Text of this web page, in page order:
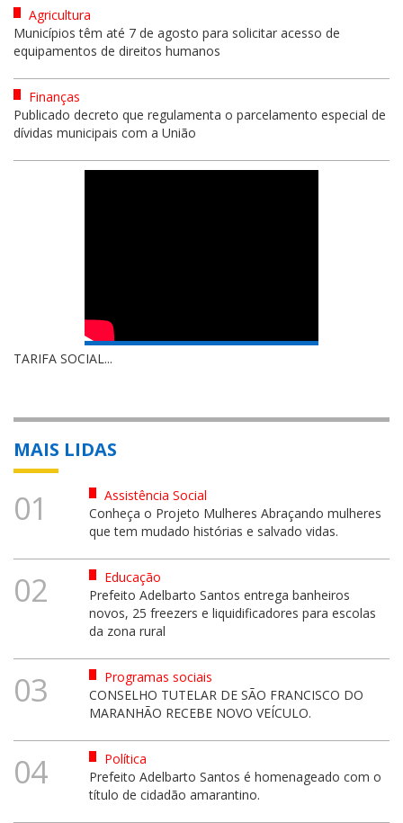
Agricultura
Municípios têm até 7 de agosto para solicitar acesso de
equipamentos de direitos humanos
Finanças
Publicado decreto que regulamenta o parcelamento especial de
dívidas municipais com a União
TARIFA SOCIAL...
MAIS LIDAS
01
Assistência Social
Conheça o Projeto Mulheres Abraçando mulheres
que tem mudado histórias e salvado vidas.
02
Educação
Prefeito Adelbarto Santos entrega banheiros
novos, 25 freezers e liquidificadores para escolas
da zona rural
03
Programas sociais
CONSELHO TUTELAR DE SÃO FRANCISCO DO
MARANHÃO RECEBE NOVO VEÍCULO.
04
Política
Prefeito Adelbarto Santos é homenageado com o
título de cidadão amarantino.